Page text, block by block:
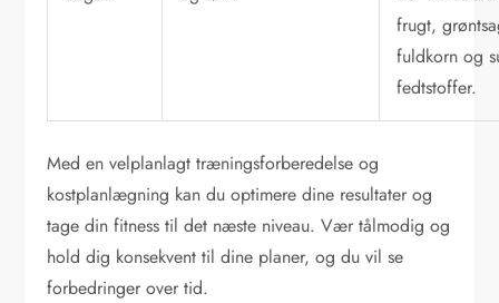
frugt,
fuldkorn og
fedtstoffer.
Med en velplanlagt træningsforberedelse og
kostplanlægning kan du optimere dine resultater og
tage din fitness til det næste niveau. Vær tålmodig og
hold dig konsekvent til dine planer, og du vil se
forbedringer over tid.